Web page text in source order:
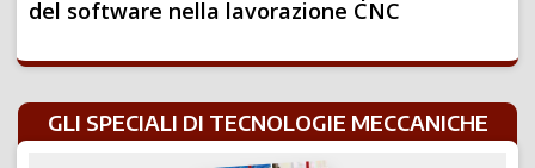
del software nella lavorazione CNC
GLI SPECIALI DI TECNOLOGIE MECCANICHE